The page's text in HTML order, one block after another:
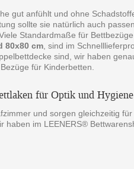
gut anfühlt und ohne
sollte sie natürlich auch
Standardmaße für
80x80 cm, sind im
sind, wir haben
für Kinderbetten.
für Optik und
und sorgen gleichzeitig
haben im LEENERS®